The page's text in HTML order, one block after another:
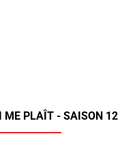
ME PLAÎT - SAISON 12